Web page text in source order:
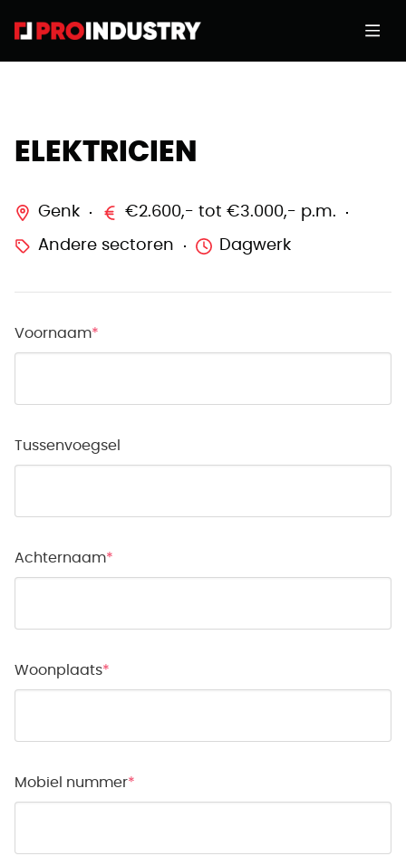
ELEKTRICIEN
Genk €2.600,- tot €3.000,- p.m.
Andere sectoren Dagwerk
Voornaam
Tussenvoegsel
Achternaam
Woonplaats
Mobiel nummer